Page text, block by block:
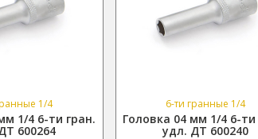
1/4
1/4 6-ти гран.
600264
6-ти гранные 1/4
Головка 04 мм 1/4 6-ти
удл. ДТ 600240